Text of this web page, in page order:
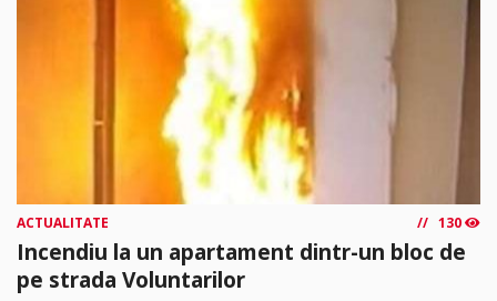
ACTUALITATE 130
Incendiu la un apartament dintr-un bloc de
pe strada Voluntarilor